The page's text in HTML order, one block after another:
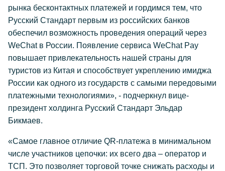
рынка бесконтактных платежей и гордимся тем, что
Русский Стандарт первым из российских банков
обеспечил возможность проведения операций через
WeChat в России. Появление сервиса WeChat Pay
повышает привлекательность нашей страны для
туристов из Китая и способствует укреплению имиджа
России как одного из государств с самыми передовыми
платежными технологиями», - подчеркнул вице-
президент холдинга Русский Стандарт Эльдар
Бикмаев.
«Самое главное отличие QR-платежа в минимальном
числе участников цепочки: их всего два – оператор и
ТСП. Это позволяет торговой точке снижать расходы и